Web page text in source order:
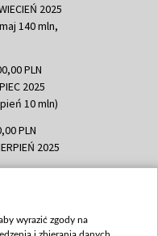
2025
140 mln,
PLN
2025
10 mln)
PLN
2025
PLN
350
wyrazić zgody na